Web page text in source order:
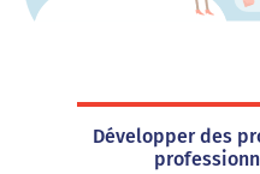
Développer des